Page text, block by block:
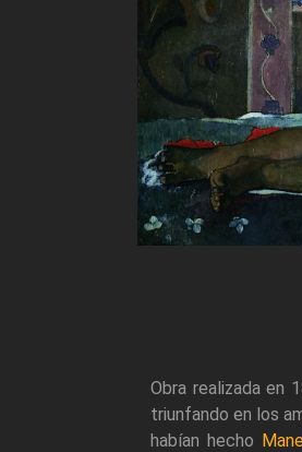
Obra realizada en
triunfando en los
habían hecho